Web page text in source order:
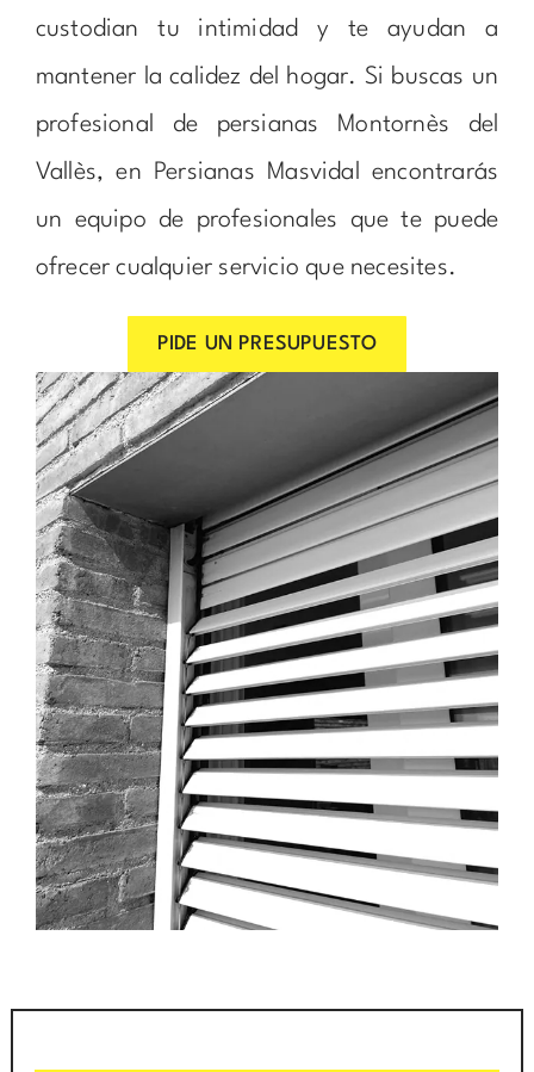
custodian tu intimidad y te ayudan a
mantener la calidez del hogar. Si buscas un
profesional de persianas Montornès del
Vallès, en Persianas Masvidal encontrarás
un equipo de profesionales que te puede
ofrecer cualquier servicio que necesites.
PIDE UN PRESUPUESTO